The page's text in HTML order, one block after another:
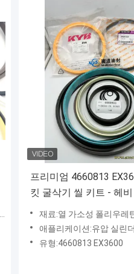
프리미엄 4660813
킷 굴삭기 씰 키트 - 헤비
지속
재료:열 가소성 폴리우레탄 수지
애플리케이션:유압 실린더
유형:4660813 EX3600